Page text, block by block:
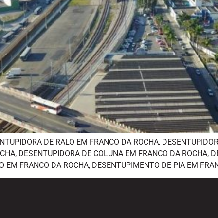
DE RALO EM FRANCO DA ROCHA,
DESENTUPIDORA DE COLUNA EM FRANCO DA ROCHA,
EM FRANCO DA ROCHA, DESENTUPIMENTO DE PIA EM